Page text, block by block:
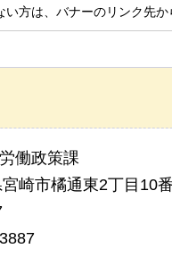
い方は、バナーのリンク先か
働政策課
崎市橘通東2丁目10